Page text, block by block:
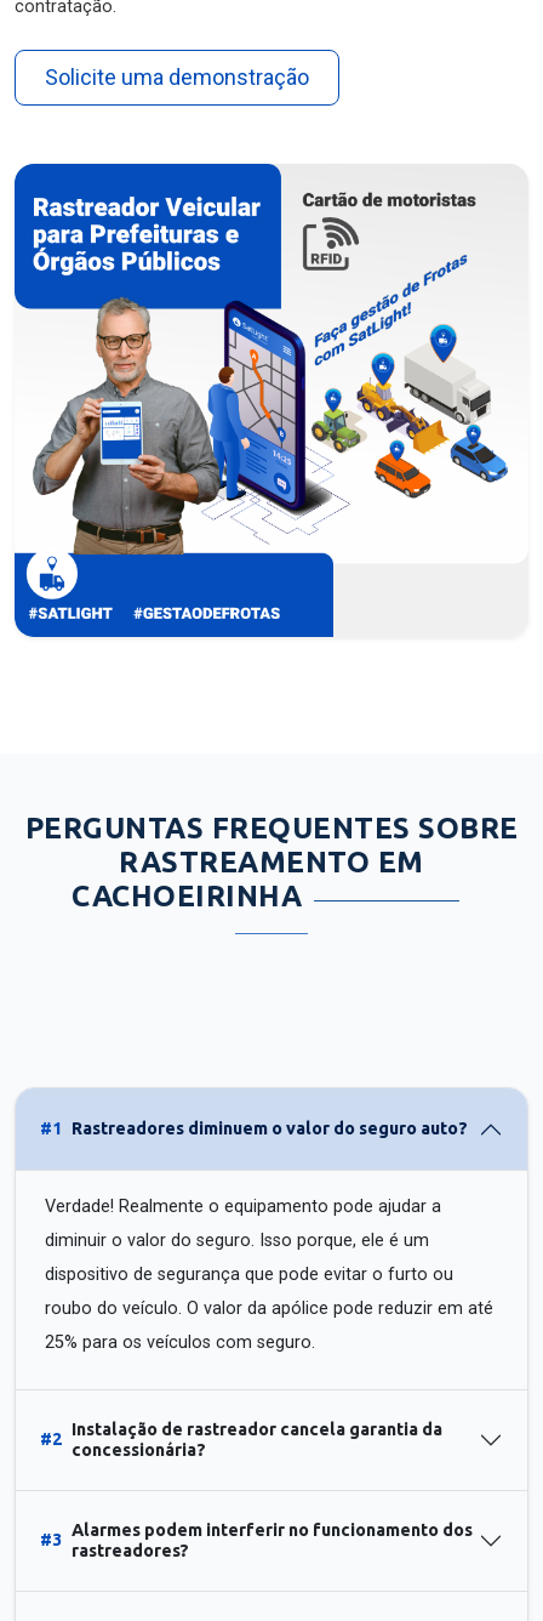
contratação.
Solicite uma demonstração
PERGUNTAS FREQUENTES SOBRE
RASTREAMENTO EM
CACHOEIRINHA
#1 Rastreadores diminuem o valor do seguro auto?
Verdade! Realmente o equipamento pode ajudar a
diminuir o valor do seguro. Isso porque, ele é um
dispositivo de segurança que pode evitar o furto ou
roubo do veículo. O valor da apólice pode reduzir em até
25% para os veículos com seguro.
#2
Instalação de rastreador cancela garantia da
concessionária?
#3
Alarmes podem interferir no funcionamento dos
rastreadores?